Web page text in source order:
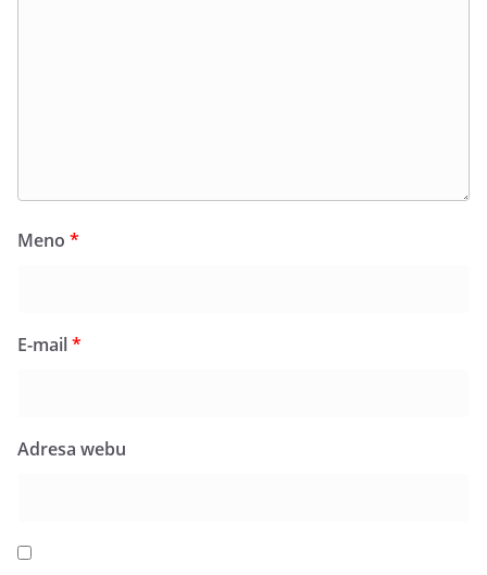
Meno *
E-mail*
Adresa webu